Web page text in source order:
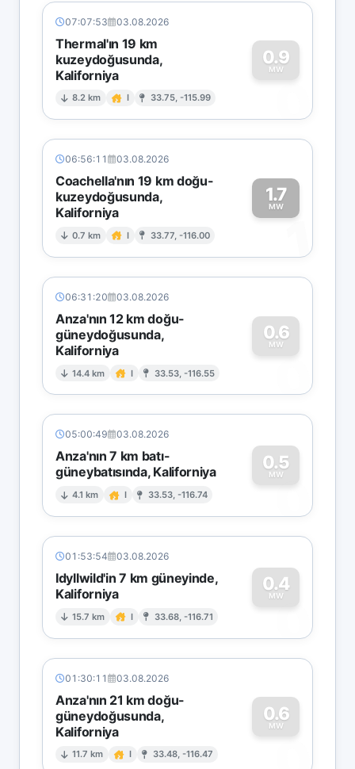
07:07:53 03.08.2026
Thermal'ın 19 km
kuzeydoğusunda,
Kaliforniya
8.2 km I 33.75, -115.99
0.9
MW
0
06:56:11 03.08.2026
Coachella'nın 19 km doğu-
kuzeydoğusunda,
Kaliforniya
0.7 km I 33.77, -116.00
1.7
MW
1
06:31:20 03.08.2026
Anza'nın 12 km doğu-
güneydoğusunda,
Kaliforniya
14.4 km I 33.53, -116.55
0.6
MW
0
05:00:49 03.08.2026
Anza'nın 7 km batı-
güneybatısında, Kaliforniya
4.1 km I 33.53, -116.74
0.5
MW
0
01:53:54 03.08.2026
Idyllwild'in 7 km güneyinde,
Kaliforniya
15.7 km I 33.68, -116.71
0.4
MW
0
01:30:11 03.08.2026
Anza'nın 21 km doğu-
güneydoğusunda,
Kaliforniya
11.7 km I 33.48, -116.47
0.6
MW